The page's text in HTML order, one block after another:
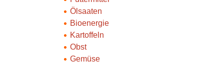
Ölsaaten
Bioenergie
Kartoffeln
Obst
Gemüse